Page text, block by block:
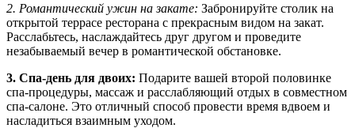
2. Романтический ужин на закате: Забронируйте столик на
открытой террасе ресторана с прекрасным видом на закат.
Расслабьтесь, наслаждайтесь друг другом и проведите
незабываемый вечер в романтической обстановке.
3. Спа-день для двоих: Подарите вашей второй половинке
спа-процедуры, массаж и расслабляющий отдых в совместном
спа-салоне. Это отличный способ провести время вдвоем и
насладиться взаимным уходом.